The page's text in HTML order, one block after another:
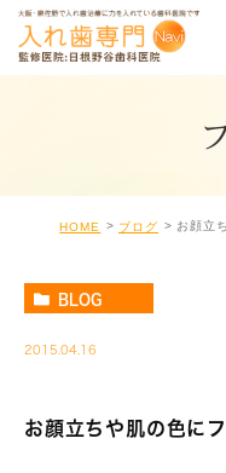
HOME ブログ お顔立
BLOG
2015.04.16
お顔立ちや肌の色に